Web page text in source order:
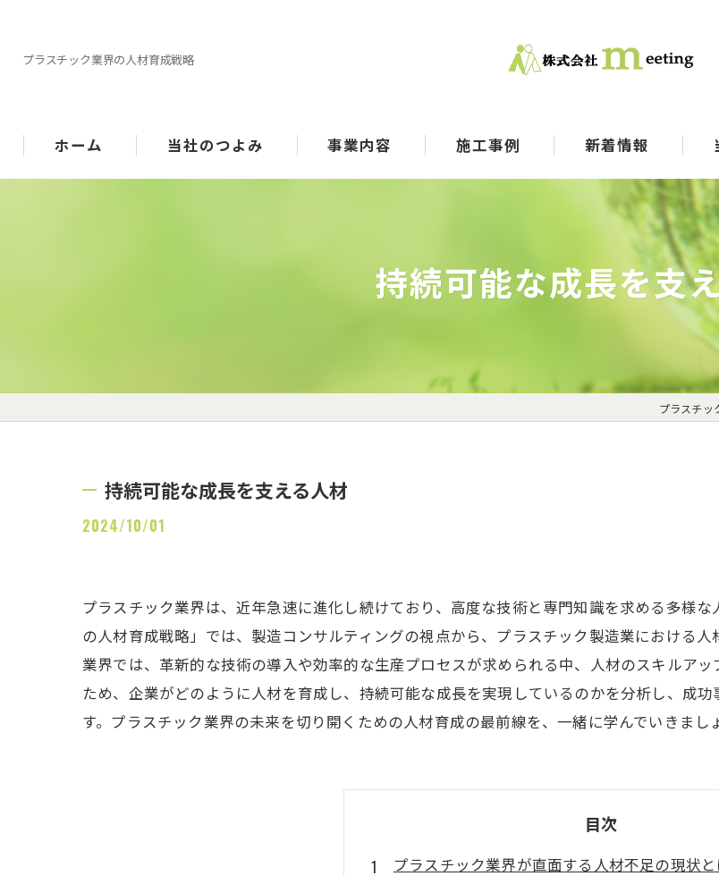
プラスチック業界の人材育成戦略
ホーム 当社のつよみ 事業内容 施工事例 新着情報
コ
メ
選
マ
持続可能な成長を支
プラスチッ
持続可能な成長を支える人材
2024/10/01
プラスチック業界は、近年急速に進化し続けており、高度な技術と専門知識を求める多様
の人材育成戦略」では、製造コンサルティングの視点から、プラスチック製造業における
業界では、革新的な技術の導入や効率的な生産プロセスが求められる中、人材のスキルア
ため、企業がどのように人材を育成し、持続可能な成長を実現しているのかを分析し、成
す。プラスチック業界の未来を切り開くための人材育成の最前線を、一緒に学んでいきまし
目次
プラスチック業界が直面する人材不足の現状と